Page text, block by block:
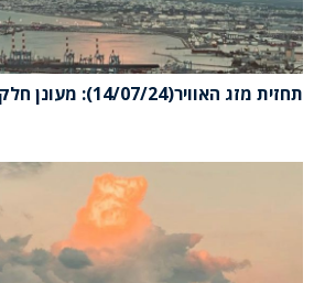
תחזית מזג האוויר(14/07/24): מעונן חלקית עד בהיר